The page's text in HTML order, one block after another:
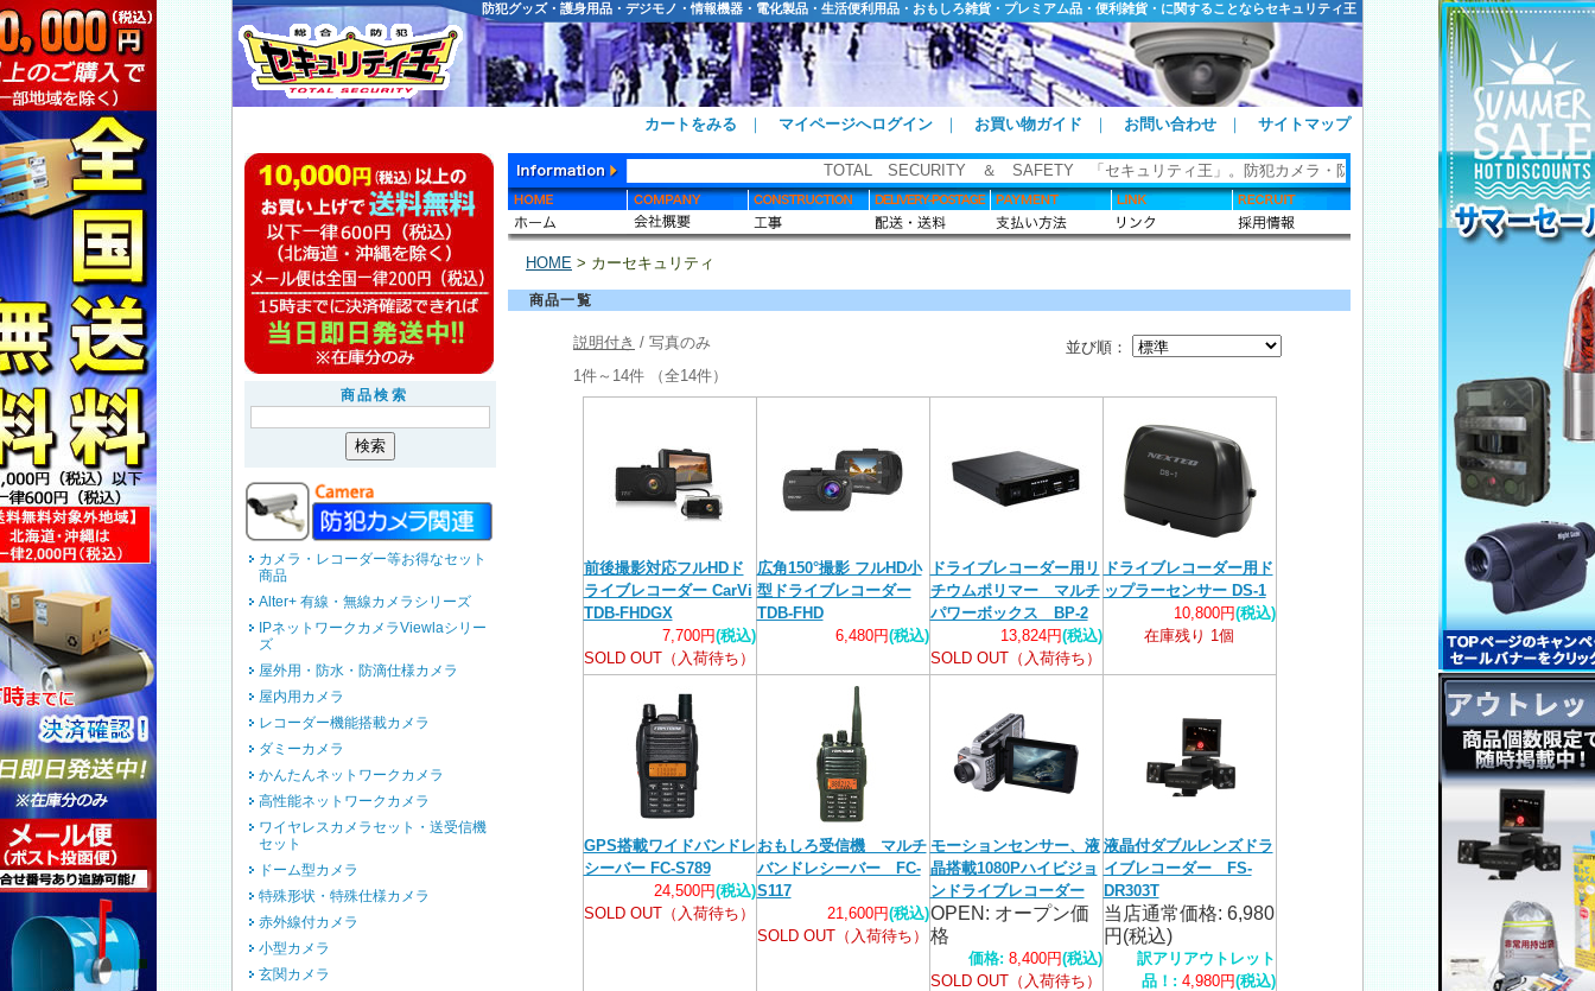
防犯グッズ・護身用品・デジモノ・情報機器・電化製品・生活便利用品・おもしろ雑貨・プレミアム品・便利雑貨・に関することならセキュリティ王
カートをみる ｜ マイページへログイン ｜ お買い物ガイド ｜ お問い合わせ ｜ サイトマップ
商品検索
カメラ・レコーダー等お得なセット
商品
Alter+ 有線・無線カメラシリーズ
IPネットワークカメラViewlaシリー
ズ
屋外用・防水・防滴仕様カメラ
屋内用カメラ
レコーダー機能搭載カメラ
ダミーカメラ
かんたんネットワークカメラ
高性能ネットワークカメラ
ワイヤレスカメラセット・送受信機
セット
ドーム型カメラ
特殊形状・特殊仕様カメラ
赤外線付カメラ
小型カメラ
玄関カメラ
TOTAL SECURITY ＆ SAFETY 「セキュリティ王」。防犯カメラ・防犯グッズ・ホームセキュリティ・カギ関連商品
HOME > カーセキュリティ
商品一覧
並び順：
説明付き / 写真のみ
1件～14件 （全14件）
前後撮影対応フルHDド
ライブレコーダー CarVi
TDB-FHDGX
7,700円(税込)
SOLD OUT（入荷待ち）
広角150°撮影 フルHD小
型ドライブレコーダー
TDB-FHD
6,480円(税込)
ドライブレコーダー用リ
チウムポリマー マルチ
パワーボックス BP-2
13,824円(税込)
SOLD OUT（入荷待ち）
ドライブレコーダー用ド
ップラーセンサー DS-1
10,800円(税込)
在庫残り 1個
GPS搭載ワイドバンドレ
シーバー FC-S789
24,500円(税込)
SOLD OUT（入荷待ち）
おもしろ受信機 マルチ
バンドレシーバー FC-
S117
21,600円(税込)
SOLD OUT（入荷待ち）
モーションセンサー、液
晶搭載1080Pハイビジョ
ンドライブレコーダー
OPEN: オープン価
格
価格: 8,400円(税込)
SOLD OUT（入荷待ち）
液晶付ダブルレンズドラ
イブレコーダー FS-
DR303T
当店通常価格: 6,980
円(税込)
訳アリアウトレット
品！: 4,980円(税込)